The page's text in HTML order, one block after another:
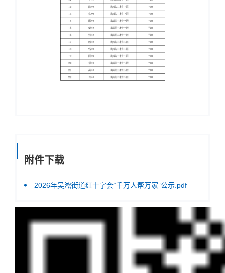
附件下载
2026年吴淞街道红十字会“千万人帮万家”公示.pdf